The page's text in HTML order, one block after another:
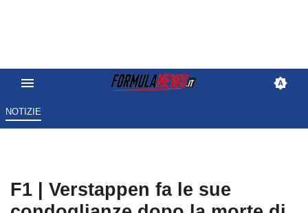
NOTIZIE
F1 | Verstappen fa le sue